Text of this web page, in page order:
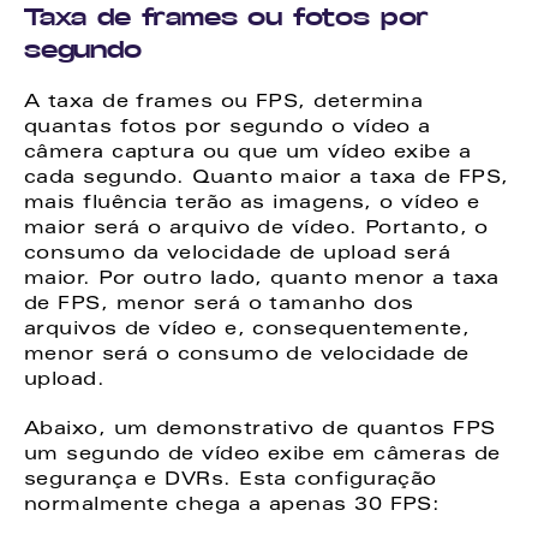
Taxa de frames ou fotos por
segundo
A taxa de frames ou FPS, determina
quantas fotos por segundo o vídeo a
câmera captura ou que um vídeo exibe a
cada segundo. Quanto maior a taxa de FPS,
mais fluência terão as imagens, o vídeo e
maior será o arquivo de vídeo. Portanto, o
consumo da velocidade de upload será
maior. Por outro lado, quanto menor a taxa
de FPS, menor será o tamanho dos
arquivos de vídeo e, consequentemente,
menor será o consumo de velocidade de
upload.
Abaixo, um demonstrativo de quantos FPS
um segundo de vídeo exibe em câmeras de
segurança e DVRs. Esta configuração
normalmente chega a apenas 30 FPS: